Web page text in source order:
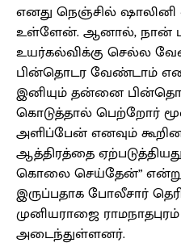
எனது நெஞ்சில் ஷாலினி
உள்ளேன். ஆனால், நான்
உயர்கல்விக்கு செல்ல
பின்தொடர வேண்டாம் என
இனியும் தன்னை
கொடுத்தால் பெற்றோர்
அளிப்பேன் எனவும்
ஆத்திரத்தை
கொலை செய்தேன்” என்று
இருப்பதாக போலீசார்
முனியராஜை
அடைந்துள்ளனர்.